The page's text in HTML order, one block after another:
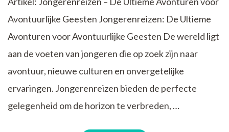
in
Avontuurlijke Geesten Jongerenreizen: De Ultieme
Avonturen voor Avontuurlijke Geesten De wereld ligt
aan de voeten van jongeren die op zoek zijn naar
avontuur, nieuwe culturen en onvergetelijke
ervaringen. Jongerenreizen bieden de perfecte
gelegenheid om de horizon te verbreden, …